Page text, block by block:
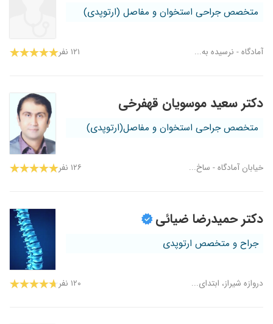
متخصص جراحی استخوان و مفاصل (ارتوپدی)
آمادگاه - نرسیده به... ۱۲۱ نفر
دکتر سعید موسویان قهفرخی
متخصص جراحی استخوان و مفاصل(ارتوپدی)
خیابان آمادگاه - ساخ... ۱۲۶ نفر
دکتر حمیدرضا ضیائی
جراح و متخصص ارتوپدی
دروازه شیراز، ابتدای... ۱۲۰ نفر